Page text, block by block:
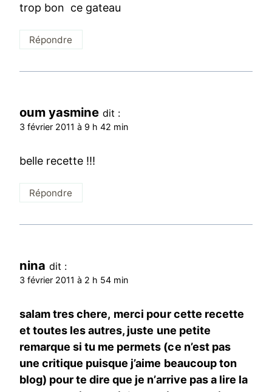
trop bon ce gateau
Répondre
oum yasmine dit :
3 février 2011 à 9 h 42 min
belle recette !!!
Répondre
nina dit :
3 février 2011 à 2 h 54 min
salam tres chere, merci pour cette recette
et toutes les autres, juste une petite
remarque si tu me permets (ce n’est pas
une critique puisque j’aime beaucoup ton
blog) pour te dire que je n’arrive pas a lire la